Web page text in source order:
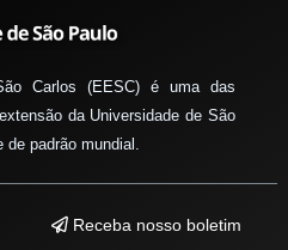
Carlos (EESC) é uma das
da Universidade de São
de padrão mundial.
Receba nosso boletim